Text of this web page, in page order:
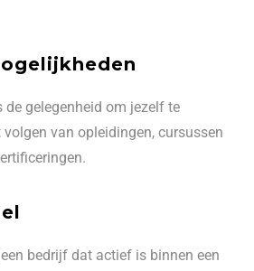
gelegenheid om jezelf te
van opleidingen, cursussen
bedrijf dat actief is binnen een